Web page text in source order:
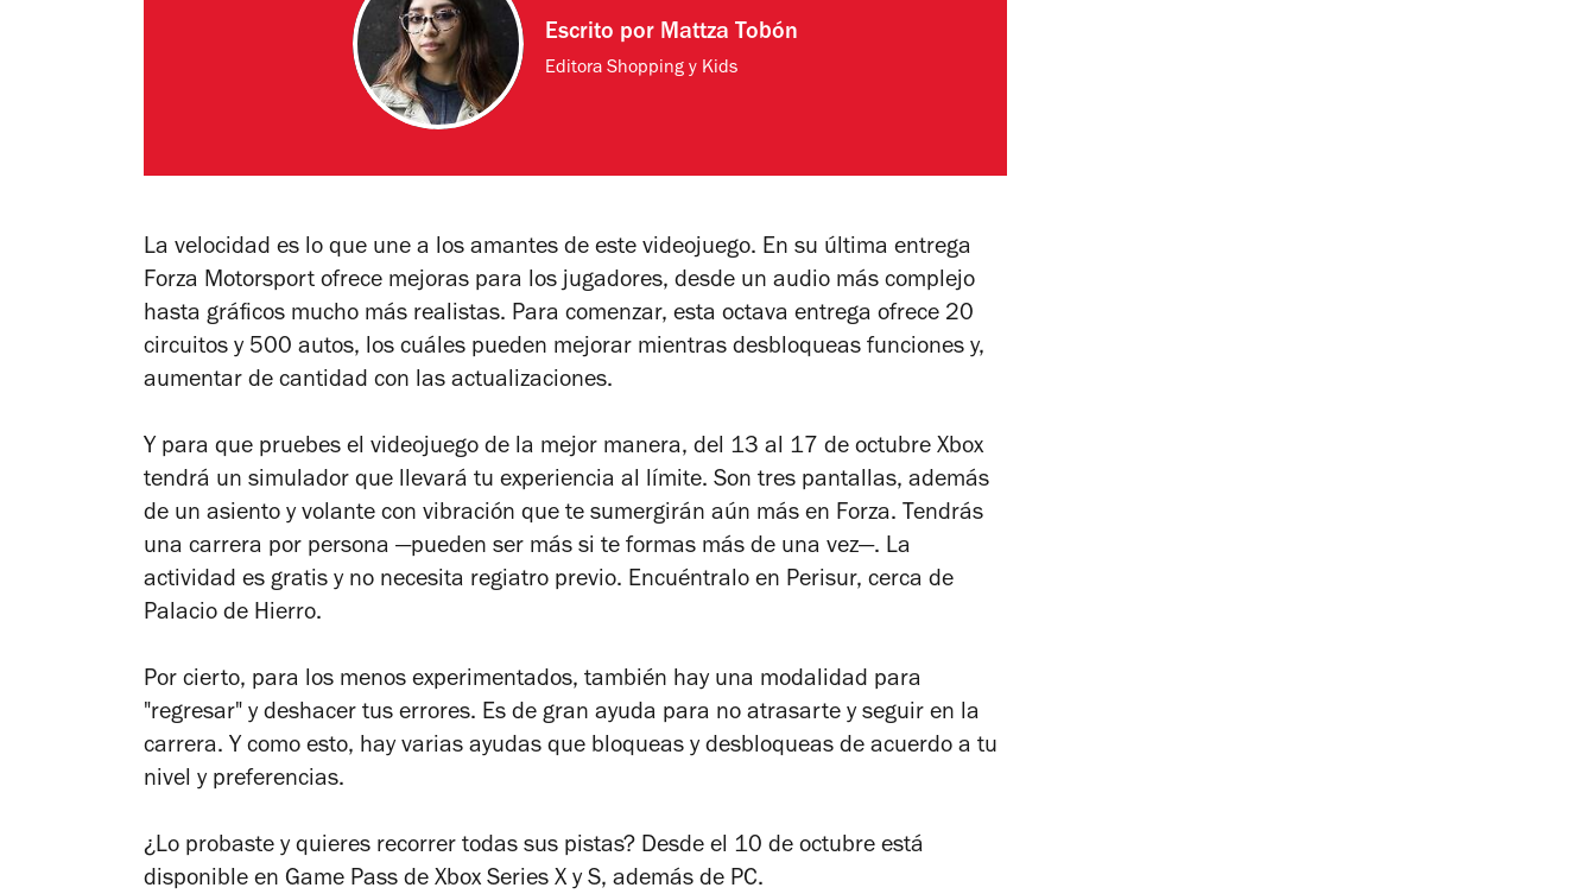
Escrito por Mattza Tobón
Editora Shopping y Kids
La velocidad es lo que une a los amantes de este videojuego. En su última entrega
Forza Motorsport ofrece mejoras para los jugadores, desde un audio más complejo
hasta gráficos mucho más realistas. Para comenzar, esta octava entrega ofrece 20
circuitos y 500 autos, los cuáles pueden mejorar mientras desbloqueas funciones y,
aumentar de cantidad con las actualizaciones.
Y para que pruebes el videojuego de la mejor manera, del 13 al 17 de octubre Xbox
tendrá un simulador que llevará tu experiencia al límite. Son tres pantallas, además
de un asiento y volante con vibración que te sumergirán aún más en Forza. Tendrás
una carrera por persona —pueden ser más si te formas más de una vez—. La
actividad es gratis y no necesita regiatro previo. Encuéntralo en Perisur, cerca de
Palacio de Hierro.
Por cierto, para los menos experimentados, también hay una modalidad para
"regresar" y deshacer tus errores. Es de gran ayuda para no atrasarte y seguir en la
carrera. Y como esto, hay varias ayudas que bloqueas y desbloqueas de acuerdo a tu
nivel y preferencias.
¿Lo probaste y quieres recorrer todas sus pistas? Desde el 10 de octubre está
disponible en Game Pass de Xbox Series X y S, además de PC.